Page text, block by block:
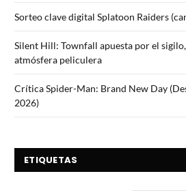
Sorteo clave digital Splatoon Raiders
Silent Hill: Townfall apuesta por el
atmósfera peliculera
Crítica Spider-Man: Brand New Day
2026)
ETIQUETAS